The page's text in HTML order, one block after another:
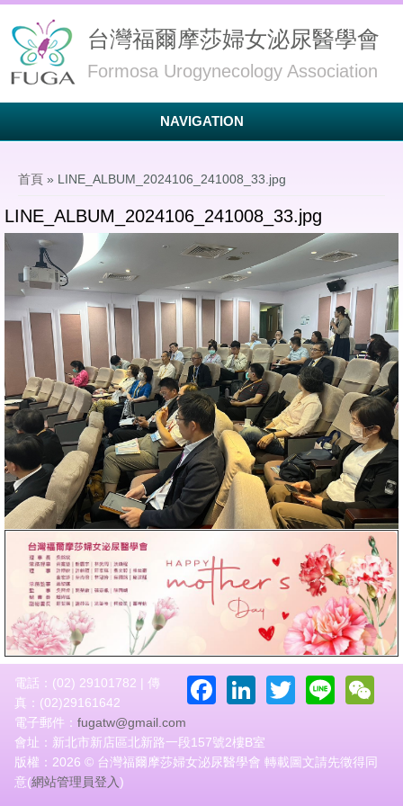
台灣福爾摩莎婦女泌尿醫學會
Formosa Urogynecology Association
NAVIGATION
首頁 » LINE_ALBUM_2024106_241008_33.jpg
LINE_ALBUM_2024106_241008_33.jpg
Facebook
LinkedIn
Twitter
Line
電話：(02) 29101782 | 傳
真：(02)29161642
電子郵件： fugatw@gmail.com
會址：新北市新店區北新路一段157號2樓B室
版權：2026 © 台灣福爾摩莎婦女泌尿醫學會 轉載圖文請先徵得同
意(網站管理員登入)